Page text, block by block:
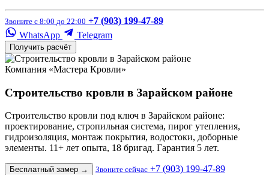
Звоните с 8:00 до 22:00 +7 (903) 199-47-89
WhatsApp
Telegram
Получить расчёт
Компания «Мастера Кровли»
Строительство кровли в Зарайском районе
Строительство кровли под ключ в Зарайском районе:
проектирование, стропильная система, пирог утепления,
гидроизоляция, монтаж покрытия, водостоки, доборные
элементы. 11+ лет опыта, 18 бригад. Гарантия 5 лет.
Бесплатный замер → Звоните сейчас +7 (903) 199-47-89